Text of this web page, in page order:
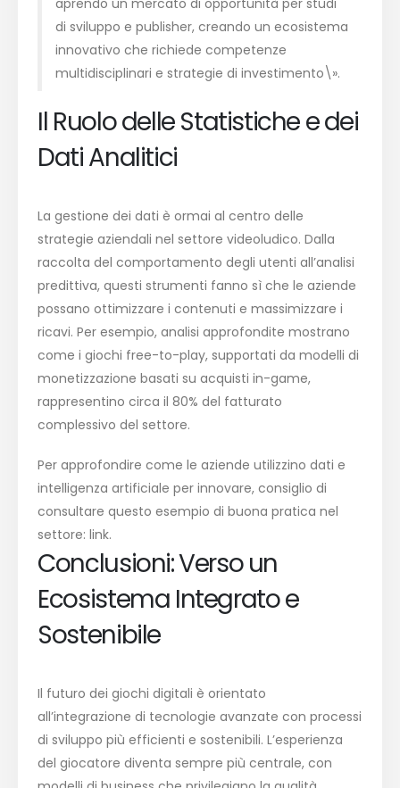
di sviluppo e publisher, creando un ecosistema
innovativo che richiede competenze
multidisciplinari e strategie di investimento\».
Il Ruolo delle Statistiche e dei
Dati Analitici
La gestione dei dati è ormai al centro delle
strategie aziendali nel settore videoludico. Dalla
raccolta del comportamento degli utenti all’analisi
predittiva, questi strumenti fanno sì che le aziende
possano ottimizzare i contenuti e massimizzare i
ricavi. Per esempio, analisi approfondite mostrano
come i giochi free-to-play, supportati da modelli di
monetizzazione basati su acquisti in-game,
rappresentino circa il 80% del fatturato
complessivo del settore.
Per approfondire come le aziende utilizzino dati e
intelligenza artificiale per innovare, consiglio di
consultare questo esempio di buona pratica nel
settore:link.
Conclusioni: Verso un
Ecosistema Integrato e
Sostenibile
Il futuro dei giochi digitali è orientato
all’integrazione di tecnologie avanzate con processi
di sviluppo più efficienti e sostenibili. L’esperienza
del giocatore diventa sempre più centrale, con